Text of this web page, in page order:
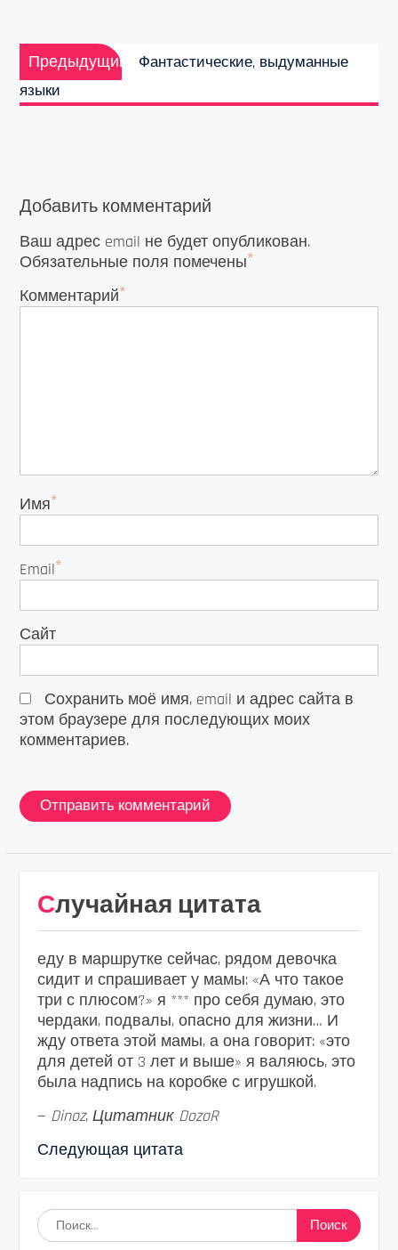
Навигация
по
записям
Предыдущий
Предыдущая
запись:
Фантастические, выдуманные
языки
Добавить комментарий
Ваш адрес email не будет опубликован.
Обязательные поля помечены*
Комментарий*
Имя*
Email*
Сайт
Сохранить моё имя, email и адрес сайта в
этом браузере для последующих моих
комментариев.
Случайная цитата
еду в маршрутке сейчас, рядом девочка
сидит и спрашивает у мамы: «А что такое
три с плюсом?» я *** про себя думаю, это
чердаки, подвалы, опасно для жизни… И
жду ответа этой мамы, а она говорит: «это
для детей от 3 лет и выше» я валяюсь, это
была надпись на коробке с игрушкой.
— Dinoz, Цитатник DozoR
Следующая цитата
Найти: